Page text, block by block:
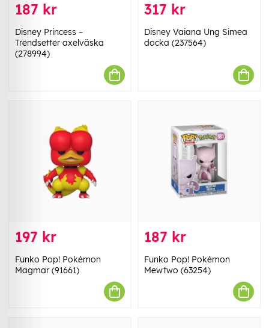
187 kr
Disney Princess –
Trendsetter axelväska
(278994)
317 kr
Disney Vaiana Ung Simea
docka (237564)
197 kr
Funko Pop! Pokémon
Magmar (91661)
187 kr
Funko Pop! Pokémon
Mewtwo (63254)